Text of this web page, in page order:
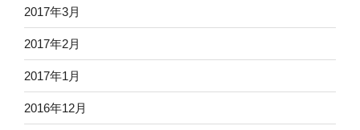
2017年3月
2017年2月
2017年1月
2016年12月